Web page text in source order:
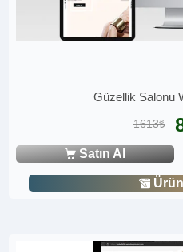
Güzellik Salonu
1613₺
Satın Al